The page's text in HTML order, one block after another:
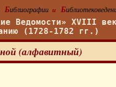
Библиографии и Б
Ведомости» XVIII
(1728-1782 гг.)
(алфавитный)